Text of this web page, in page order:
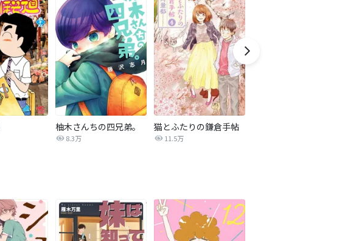
柚木さんちの四兄弟。
8.3万
猫とふたりの鎌倉手帖
11.5万